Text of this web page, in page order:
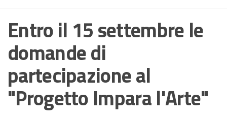
Entro il 15 settembre le
domande di
partecipazione al
"Progetto Impara l'Arte"